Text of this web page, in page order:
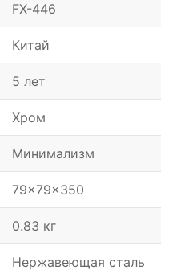
FX-446
Китай
5 лет
Хром
Минимализм
79x79x350
0.83 кг
Нержавеющая сталь